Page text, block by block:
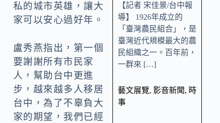
私的城市英雄，讓大
家可以安心過好年。
盧秀燕指出，第一個
要謝謝所有市民家
人，幫助台中更進
步，越來越多人移居
台中，為了不辜負大
家的期望，我們已經
【記者 宋佳景/台中報
導】 1926年成立的
「臺灣農民組合」，是
臺灣近代規模最大的農
民組織之一。百年前，
一群來 […]
藝文展覽, 影音新聞, 時
事